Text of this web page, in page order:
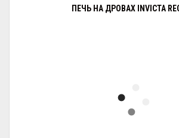
ПЕЧЬ НА ДРОВАХ INVICTA